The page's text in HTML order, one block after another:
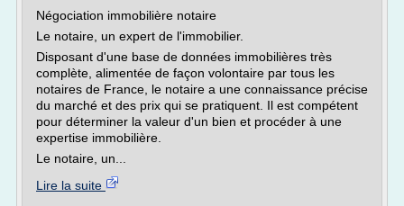
Négociation immobilière notaire
Le notaire, un expert de l'immobilier.
Disposant d'une base de données immobilières très
complète, alimentée de façon volontaire par tous les
notaires de France, le notaire a une connaissance précise
du marché et des prix qui se pratiquent. Il est compétent
pour déterminer la valeur d'un bien et procéder à une
expertise immobilière.
Le notaire, un...
Lire la suite